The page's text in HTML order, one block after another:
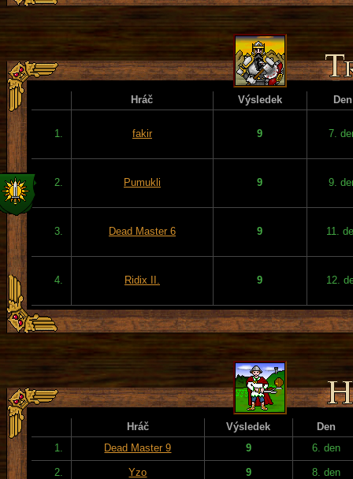
Hráč Výsledek Den
1. fakir 9 7.
2. Pumukli 9 9.
3. Dead Master 6 9 11.
4. Ridix II. 9 12.
Hráč Výsledek
Den
1.
Dead Master 9 9 6. den
2. Yzo 9 8. den